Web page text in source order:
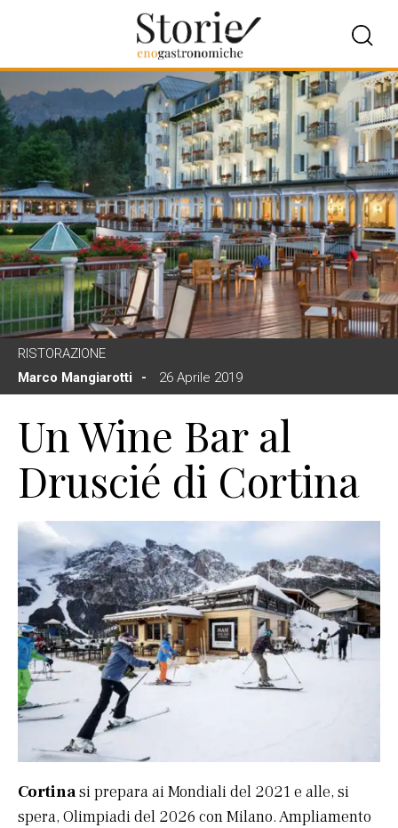
RISTORAZIONE
Marco Mangiarotti
26 Aprile 2019
Un Wine Bar al
Druscié di Cortina
Cortinasi prepara ai Mondiali del 2021 e alle, si
spera, Olimpiadi del 2026 con Milano. Ampliamento